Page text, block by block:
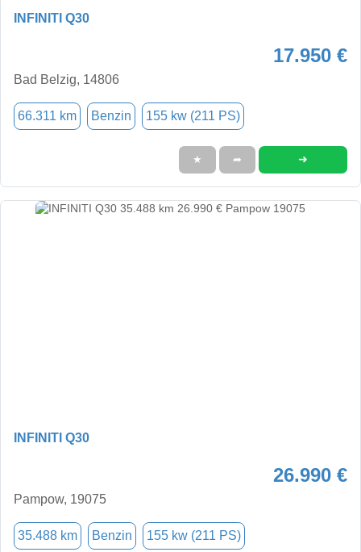
INFINITI Q30
17.950 €
Bad Belzig, 14806
66.311 km Benzin 155 kw (211 PS)
★ ➦ ➜
INFINITI Q30
26.990 €
Pampow, 19075
35.488 km Benzin 155 kw (211 PS)